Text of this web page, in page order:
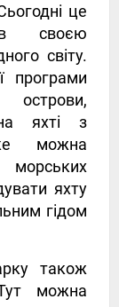
це
своєю
світу.
програми
яхті з
можна
яхту
гідом
також
можна